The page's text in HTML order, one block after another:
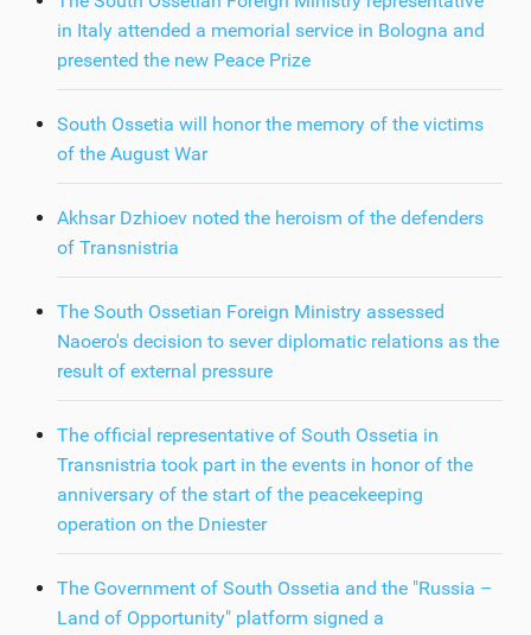
in Italy attended a memorial service in Bologna and
presented the new Peace Prize
South Ossetia will honor the memory of the victims
of the August War
Akhsar Dzhioev noted the heroism of the defenders
of Transnistria
The South Ossetian Foreign Ministry assessed
Naoero's decision to sever diplomatic relations as the
result of external pressure
The official representative of South Ossetia in
Transnistria took part in the events in honor of the
anniversary of the start of the peacekeeping
operation on the Dniester
The Government of South Ossetia and the "Russia –
Land of Opportunity" platform signed a